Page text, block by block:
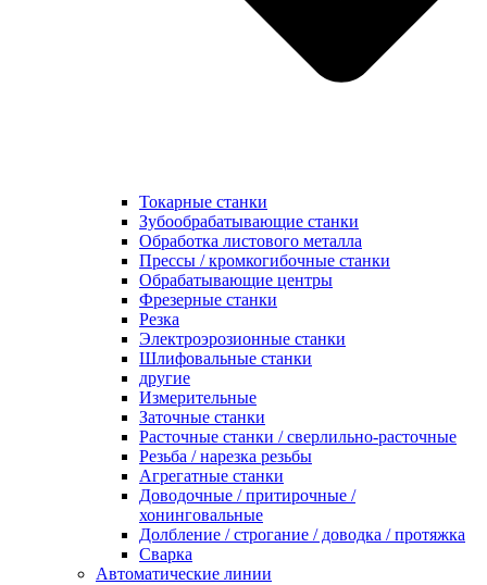
Токарные станки
Зубообрабатывающие станки
Обработка листового металла
Прессы / кромкогибочные станки
Обрабатывающие центры
Фрезерные станки
Резка
Электроэрозионные станки
Шлифовальные станки
другие
Измерительные
Заточные станки
Расточные станки / сверлильно-расточные
Резьба / нарезка резьбы
Агрегатные станки
Доводочные / притирочные /
хонинговальные
Долбление / строгание / доводка / протяжка
Сварка
Автоматические линии